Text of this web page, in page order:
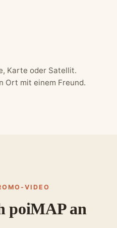
Karte oder Satellit.
Ort mit einem Freund.
VIDEO
poiMAP an